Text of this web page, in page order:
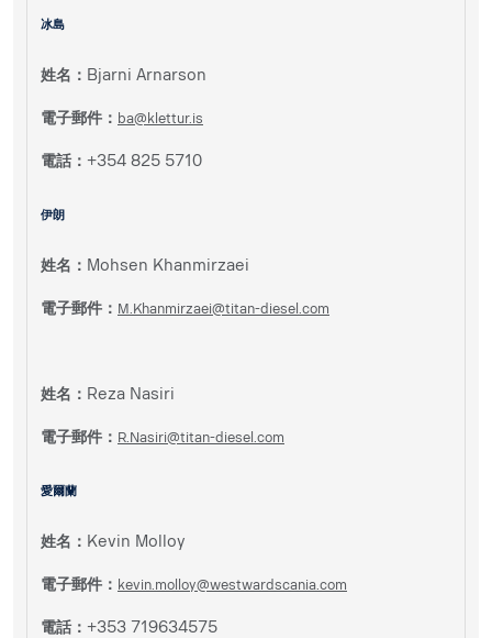
冰島
姓名： Bjarni Arnarson
電子郵件： ba@klettur.is
電話： +354 825 5710
伊朗
姓名： Mohsen Khanmirzaei
電子郵件： M.Khanmirzaei@titan-diesel.com
姓名： Reza Nasiri
電子郵件： R.Nasiri@titan-diesel.com
愛爾蘭
姓名： Kevin Molloy
電子郵件： kevin.molloy@westwardscania.com
電話： +353 719634575